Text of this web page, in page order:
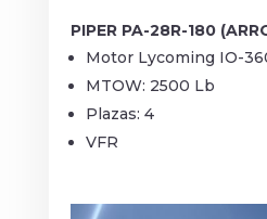
PIPER PA-28R-180
Motor Lycoming IO-
MTOW: 2500 Lb
Plazas: 4
VFR